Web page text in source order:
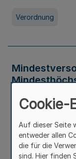
Verordnung
Cookie-
Auf dieser Seite
entweder allen
die für die
sind. Hier finden